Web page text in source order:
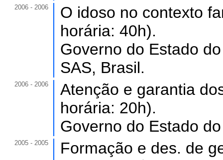
2006 - 2006
O idoso no contexto
horária: 40h).
Governo do Estado
SAS, Brasil.
2006 - 2006
Atenção e garantia
horária: 20h).
Governo do Estado
2005 - 2005
Formação e des. de